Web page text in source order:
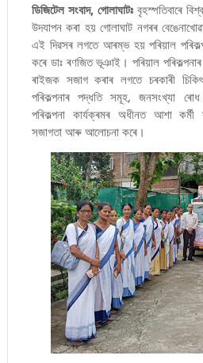
ডিজিটেল সংবাদ, গোলাঘাটঃবৃহস্পতিবাৰে
উদযাপন কৰা হয় গোলাঘাট নগৰৰ
এই দিৱসৰ লগতে আৰম্ভ হয় পৰিয়াল
কৰে ডাঃ ৰণজিত ভূঞাই। পৰিয়াল
ৰাইজক সজাগ কৰাৰ লগতে চৰকাৰী
পৰিকল্পনাৰ পদ্ধতি সমূহ, জনসংখ্যা
পৰিকল্পনা কাৰ্যক্ৰমৰ অধীনত আশা
সজাগতা আৰু আলোচনা কৰে।